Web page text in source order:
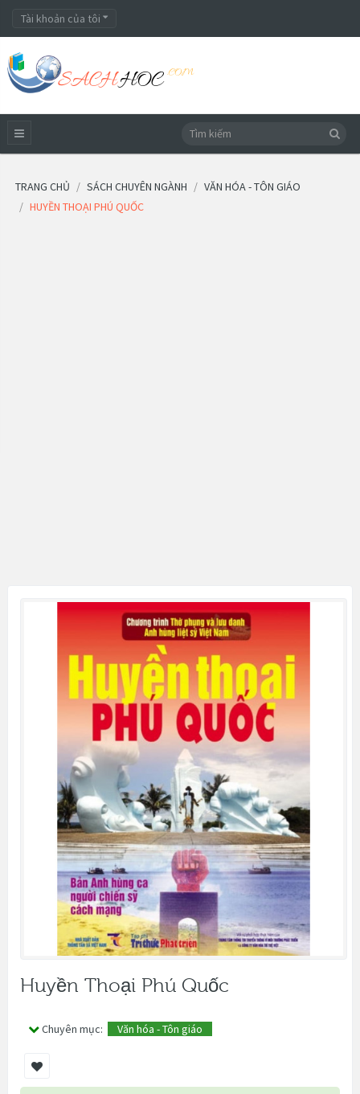
Tài khoản của tôi
TRANG CHỦ SÁCH CHUYÊN NGÀNH
VĂN HÓA - TÔN GIÁO
HUYỀN THOẠI PHÚ QUỐC
Huyền Thoại Phú Quốc
Chuyên mục: Văn hóa - Tôn giáo